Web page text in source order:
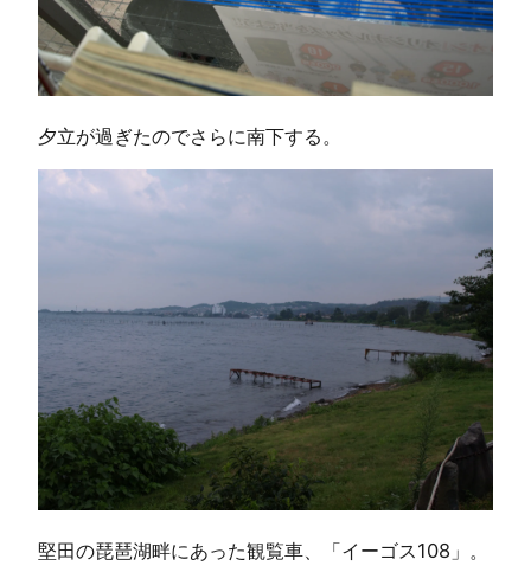
夕立が過ぎたのでさらに南下する。
堅田の琵琶湖畔にあった観覧車、「イーゴス108」。